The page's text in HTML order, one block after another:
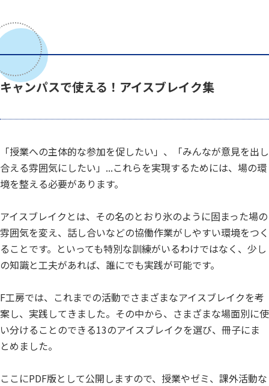
キャンパスで使える！アイスブレイク集
「授業への主体的な参加を促したい」、「みんなが意見を出し
合える雰囲気にしたい」...これらを実現するためには、場の環
境を整える必要があります。
アイスブレイクとは、その名のとおり氷のように固まった場の
雰囲気を変え、話し合いなどの協働作業がしやすい環境をつく
ることです。といっても特別な訓練がいるわけではなく、少し
の知識と工夫があれば、誰にでも実践が可能です。
F工房では、これまでの活動でさまざまなアイスブレイクを考
案し、実践してきました。その中から、さまざまな場面別に使
い分けることのできる13のアイスブレイクを選び、冊子にま
とめました。
ここにPDF版として公開しますので、授業やゼミ、課外活動な